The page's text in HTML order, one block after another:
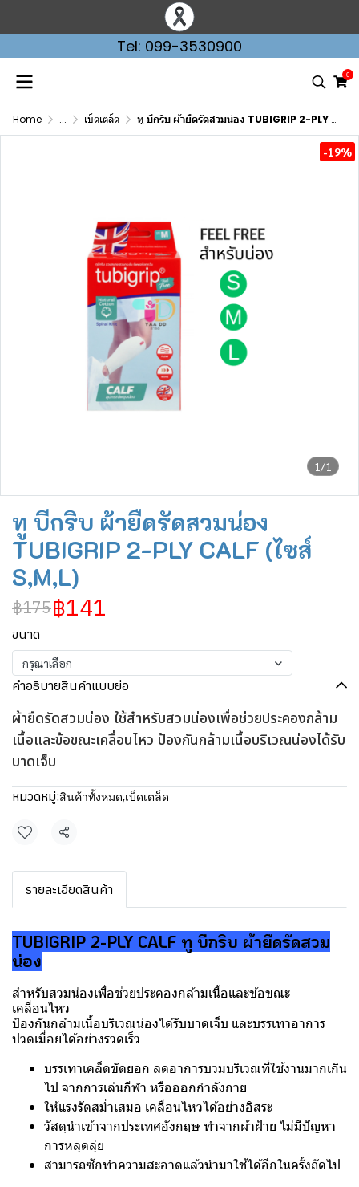
Tel: 099-3530900
0
Home ... เบ็ดเตล็ด ทู บีกริบ ผ้ายืดรัดสวมน่อง TUBIGRIP 2-PLY CALF (ไซส์ S,M,L)
1/1
-19%
ทู บีกริบ ผ้ายืดรัดสวมน่อง
TUBIGRIP 2-PLY CALF (ไซส์
S,M,L)
฿175฿141
ขนาด
กรุณาเลือก
คำอธิบายสินค้าแบบย่อ
ผ้ายืดรัดสวมน่อง ใช้สำหรับสวมน่องเพื่อช่วยประคองกล้าม
เนื้อและข้อขณะเคลื่อนไหว ป้องกันกล้ามเนื้อบริเวณน่องได้รับ
บาดเจ็บ
หมวดหมู่:สินค้าทั้งหมด,เบ็ดเตล็ด
แชร์
รายละเอียดสินค้า
TUBIGRIP 2-PLY CALF ทู บีกริบ ผ้ายืดรัดสวม
น่อง
สำหรับสวมน่องเพื่อช่วยประคองกล้ามเนื้อและข้อขณะ
เคลื่อนไหว
ป้องกันกล้ามเนื้อบริเวณน่องได้รับบาดเจ็บ และบรรเทาอาการ
ปวดเมื่อยได้อย่างรวดเร็ว
บรรเทาเคล็ดขัดยอก ลดอาการบวมบริเวณที่ใช้งานมากเกิน
ไป จากการเล่นกีฬา หรือออกกำลังกาย
ให้แรงรัดสม่ำเสมอ เคลื่อนไหวได้อย่างอิสระ
วัสดุนำเข้าจากประเทศอังกฤษ ทำจากผ้าฝ้าย ไม่มีปัญหา
การหลุดลุ่ย
สามารถซักทำความสะอาดแล้วนำมาใช้ได้อีกในครั้งถัดไป